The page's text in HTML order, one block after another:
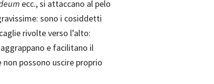
ecc., si attaccano al pelo
sono i cosiddetti
rivolte verso l’alto:
e facilitano il
possono uscire proprio